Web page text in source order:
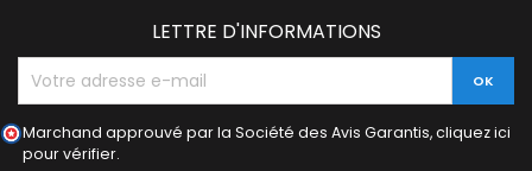
LETTRE D'INFORMATIONS
Marchand approuvé par la Société des Avis Garantis,cliquez ici
pour vérifier.